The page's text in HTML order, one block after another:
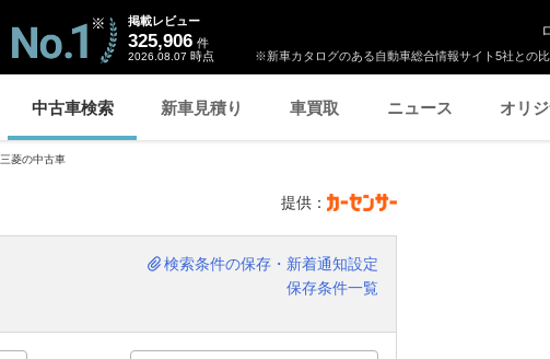
※新車カタログのある自動車総合情報サイト5社との
掲載レビュー
325,906 件
2026.08.07 時点
中古車検索 新車見積り 車買取 ニュース オリ
三菱の中古車
提供：
検索条件の保存・新着通知設定
保存条件一覧